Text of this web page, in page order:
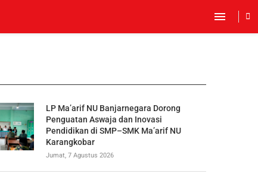
LP Ma’arif NU Banjarnegara Dorong
Penguatan Aswaja dan Inovasi
Pendidikan di SMP–SMK Ma’arif NU
Karangkobar
Jumat, 7 Agustus 2026